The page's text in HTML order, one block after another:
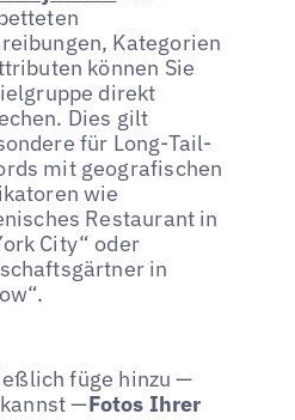
Kategorien
können Sie
direkt
Dies gilt
für Long-Tail-
mit geografischen
wie
Restaurant in
City“ oder
in
füge hinzu —
—Fotos Ihrer